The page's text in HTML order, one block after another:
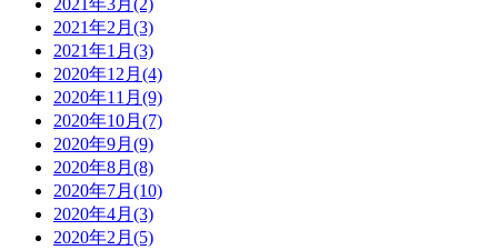
2021年3月(2)
2021年2月(3)
2021年1月(3)
2020年12月(4)
2020年11月(9)
2020年10月(7)
2020年9月(9)
2020年8月(8)
2020年7月(10)
2020年4月(3)
2020年2月(5)